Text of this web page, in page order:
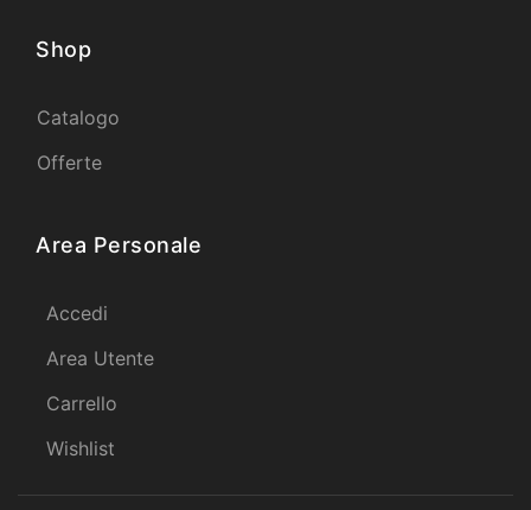
Shop
Catalogo
Offerte
Area Personale
Accedi
Area Utente
Carrello
Wishlist